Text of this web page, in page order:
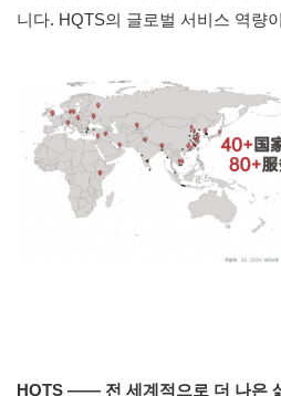
니다. HQTS의 글로벌 서비스 역량
HQTS —— 전 세계적으로 더 나은